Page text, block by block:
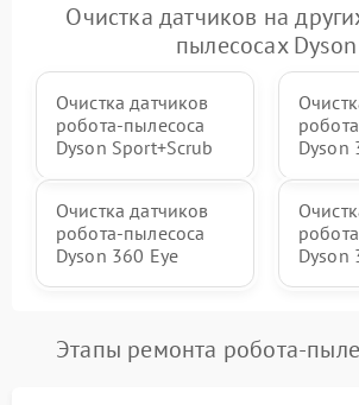
Очистка датчиков на
пылесосах Dyson
Очистка датчиков
робота-пылесоса
Dyson Sport+Scrub
Dyson
Очистка датчиков
робота-пылесоса
Dyson 360 Eye
Dyson
Этапы ремонта робота-